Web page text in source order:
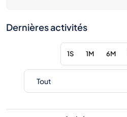
Dernières activités
1S 1M 6M